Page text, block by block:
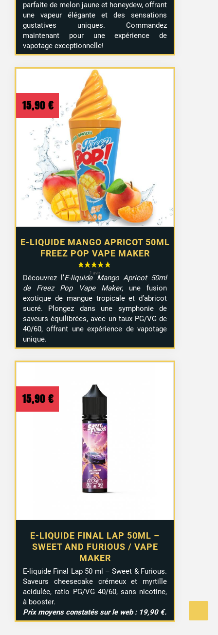
parfaite de melon jaune et honeydew, offrant
une vapeur élégante et des sensations
gustatives uniques. Commandez
maintenant pour une expérience de
vapotage exceptionnelle!
E-LIQUIDE MANGO APRICOT 50ML
FREEZ POP VAPE MAKER
15,90 €
Découvrez l’E-liquide Mango Apricot 50ml
de Freez Pop Vape Maker, une fusion
exotique de mangue tropicale et d’abricot
sucré. Plongez dans une symphonie de
saveurs équilibrées, avec un taux PG/VG de
40/60, offrant une expérience de vapotage
unique.
E-LIQUIDE FINAL LAP 50ML –
SWEET AND FURIOUS / VAPE
MAKER
15,90 €
E-liquide Final Lap 50 ml – Sweet & Furious.
Saveurs cheesecake crémeux et myrtille
acidulée, ratio PG/VG 40/60, sans nicotine,
à booster.
Prix moyens constatés sur le web : 19,90 €.